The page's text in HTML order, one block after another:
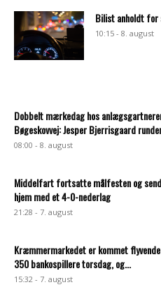
Bilist anholdt
10:15 - 8. august
Dobbelt mærkedag hos
Bøgeskovvej: Jesper Bjerrisgaard
08:00 - 8. august
Middelfart fortsatte målfesten og
hjem med et 4-0-nederlag
21:28 - 7. august
Kræmmermarkedet er kommet
350 bankospillere torsdag, og...
15:32 - 7. august